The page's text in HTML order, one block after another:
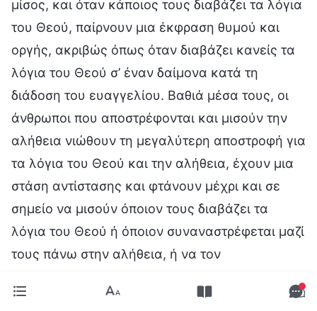
μίσος, και όταν κάποιος τους διαβάζει τα λόγια
του Θεού, παίρνουν μια έκφραση θυμού και
οργής, ακριβώς όπως όταν διαβάζει κανείς τα
λόγια του Θεού σ’ έναν δαίμονα κατά τη
διάδοση του ευαγγελίου. Βαθιά μέσα τους, οι
άνθρωποι που αποστρέφονται και μισούν την
αλήθεια νιώθουν τη μεγαλύτερη αποστροφή για
τα λόγια του Θεού και την αλήθεια, έχουν μια
στάση αντίστασης και φτάνουν μέχρι και σε
σημείο να μισούν όποιον τους διαβάζει τα
λόγια του Θεού ή όποιον συναναστρέφεται μαζί
τους πάνω στην αλήθεια, ή να τον
ακραία αποστροφή απέναντι στις διάφορες